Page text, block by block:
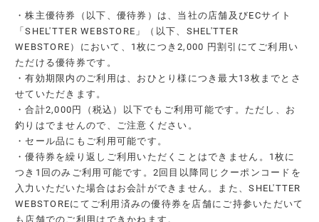
・株主優待券（以下、優待券）は、当社の店舗及びECサイト
「SHEL'TTER WEBSTORE」（以下、SHEL'TTER
WEBSTORE）において、1枚につき2,000 円割引にてご利用い
ただける優待券です。
・有効期限内のご利用は、おひとり様につき最大13枚までとさ
せていただきます。
・合計2,000円（税込）以下でもご利用可能です。ただし、お
釣りはでませんので、ご注意ください。
・セール品にもご利用可能です。
・優待券を繰り返しご利用いただくことはできません。1枚に
つき1回のみご利用可能です。2回目以降同じクーポンコードを
入力いただいた場合はお会計ができません。また、SHEL'TTER
WEBSTOREにてご利用済みの優待券を店舗にご持参いただいて
も店舗でのご利用はできかねます。